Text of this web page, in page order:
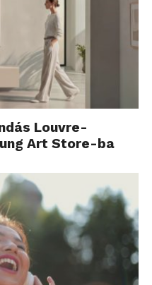
Louvre-
Art Store-ba